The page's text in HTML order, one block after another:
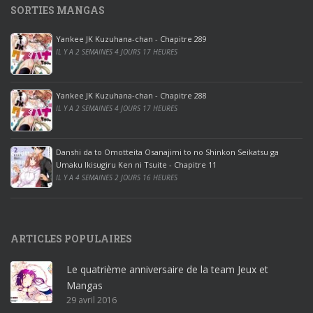
0
p
r
o
o
ff
i
c
e
2
0
1
r
o
ff
i
SORTIES MANGAS
Yankee JK Kuzuhana-chan - Chapitre 289
IL Y A 2 SEMAINES 4 JOURS 17 HEURES
Yankee JK Kuzuhana-chan - Chapitre 288
IL Y A 2 SEMAINES 4 JOURS 17 HEURES
Danshi da to Omotteita Osanajimi to no Shinkon Seikatsu ga
Umaku Ikisugiru Ken ni Tsuite - Chapitre 11
IL Y A 4 SEMAINES 2 JOURS 16 HEURES
ARTICLES POPULAIRES
Le quatrième anniversaire de la team Jeux et
Mangas
29 avril 2016